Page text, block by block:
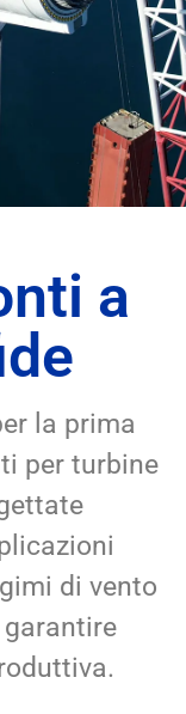
a
la prima
per turbine
di vento